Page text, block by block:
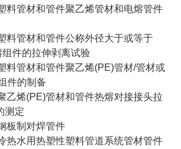
料管材和管件聚乙烯管材和电熔管件
料管材和管件公称外径大于或等于
件的拉伸剥离试验
料管材和管件聚乙烯(PE)管材/管材或
件的制备
乙烯(PE)管材和管件热熔对接接头拉
测定
板制对焊管件
热水用热塑性塑料管道系统管材管件